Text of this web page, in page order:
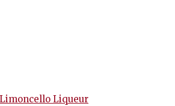
Liqueur